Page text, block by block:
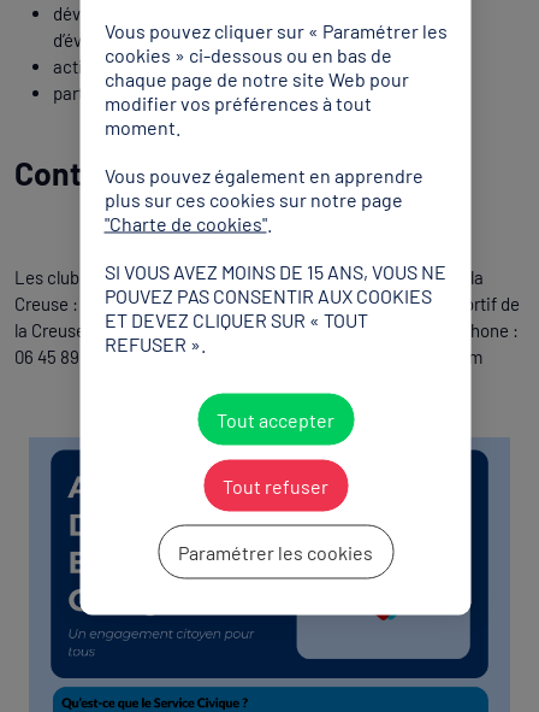
développement de projets de communication et
d’événementiels ;
actions en faveur de l’inclusion et du sport pour tous ;
participation à la vie quotidienne de la structure.
Contact
Les clubs sportifs intéressés peuvent contacter le CDOS de la
Creuse : CDOS 23 – Comité Départemental Olympique et Sportif de
la Creuse Maison Départementale des Sports – Guéret Téléphone :
06 45 89 55 38 Mail :sebastienlavaud@franceolympique.com
Vous pouvez cliquer sur « Paramétrer les
cookies » ci-dessous ou en bas de
chaque page de notre site Web pour
modifier vos préférences à tout
moment.
Vous pouvez également en apprendre
plus sur ces cookies sur notre page
"Charte de cookies".
SI VOUS AVEZ MOINS DE 15 ANS, VOUS NE
POUVEZ PAS CONSENTIR AUX COOKIES
ET DEVEZ CLIQUER SUR « TOUT
REFUSER ».
Tout accepter
Tout refuser
Paramétrer les cookies